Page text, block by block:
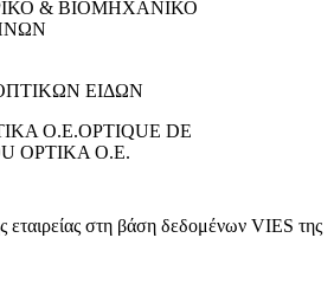
& ΒΙΟΜΗΧΑΝΙΚΟ
ΕΙΔΩΝ
Ο.Ε.OPTIQUE DE
OPTIKA O.E.
στη βάση δεδομένων VIES της